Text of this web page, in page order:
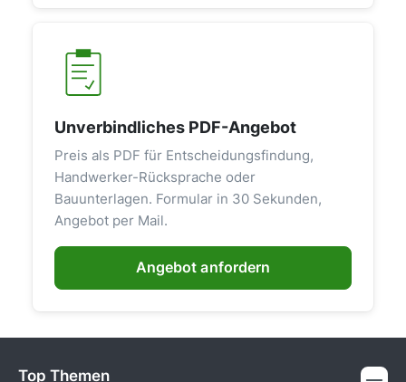
Unverbindliches PDF-Angebot
Preis als PDF für Entscheidungsfindung,
Handwerker-Rücksprache oder
Bauunterlagen. Formular in 30 Sekunden,
Angebot per Mail.
Angebot anfordern
Top Themen